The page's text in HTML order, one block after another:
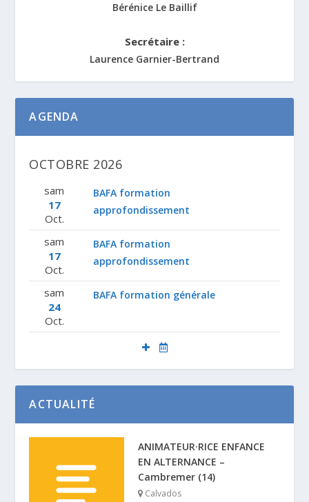
Bérénice Le Baillif
Secrétaire :
Laurence Garnier-Bertrand
AGENDA
OCTOBRE 2026
sam
17
Oct.
BAFA formation
approfondissement
sam
17
Oct.
BAFA formation
approfondissement
sam
24
Oct.
BAFA formation générale
ACTUALITÉ
ANIMATEUR·RICE ENFANCE
EN ALTERNANCE –
Cambremer (14)
Calvados